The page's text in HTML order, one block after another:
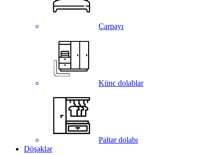
Çarpayı
Künc dolablar
Paltar dolabı
Döşəklər